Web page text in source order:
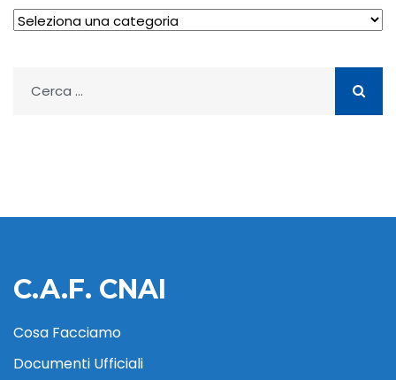
Archivio
per:
C.A.F. CNAI
Cosa Facciamo
Documenti Ufficiali